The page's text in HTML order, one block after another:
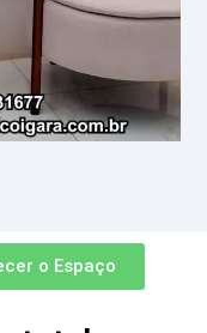
o Espaço